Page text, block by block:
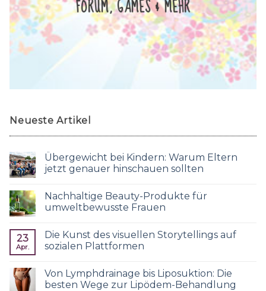
FORUM, GAMES & MEHR
Neueste Artikel
Übergewicht bei Kindern: Warum Eltern
jetzt genauer hinschauen sollten
Nachhaltige Beauty-Produkte für
umweltbewusste Frauen
23
Apr.
Die Kunst des visuellen Storytellings auf
sozialen Plattformen
Von Lymphdrainage bis Liposuktion: Die
besten Wege zur Lipödem-Behandlung